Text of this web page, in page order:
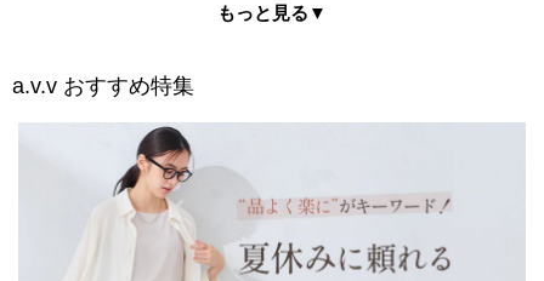
もっと見る▼
a.v.v おすすめ特集